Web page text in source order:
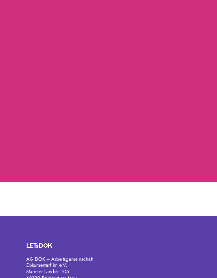
LETsDOK
AG DOK – Arbeitsgemeinschaft
Dokumentarfilm e.V.
Mainzer Landstr. 105